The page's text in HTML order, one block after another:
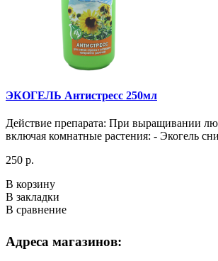
ЭКОГЕЛЬ Антистресс 250мл
Действие препарата: При выращивании
включая комнатные растения: - Экогель
250 р.
В корзину
В закладки
В сравнение
Адреса магазинов: